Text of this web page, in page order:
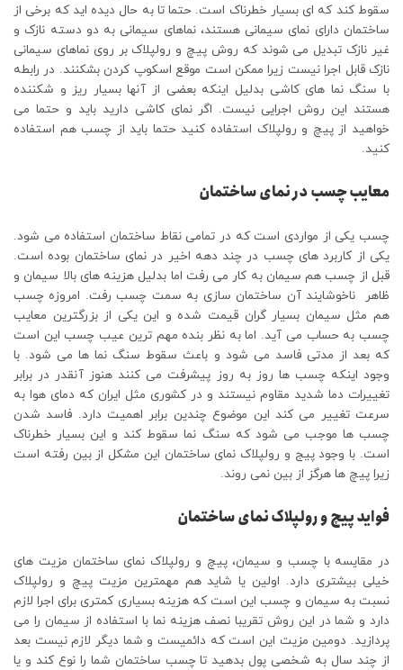
سقوط کند که ای بسیار خطرناک است. حتما تا به حال دیده اید که برخی از
ساختمان دارای نمای سیمانی هستند، نماهای سیمانی به دو دسته نازک و
غیر نازک تبدیل می شوند که روش پیچ و رولپلاک بر روی نماهای سیمانی
نازک قابل اجرا نیست زیرا ممکن است موقع اسکوپ کردن بشکنند. در رابطه
با سنگ نما های کاشی بدلیل اینکه بعضی از آنها بسیار ریز و شکننده
هستند این روش اجرایی نیست. اگر نمای کاشی دارید باید و حتما می
خواهید از پیچ و رولپلاک استفاده کنید حتما باید از چسب هم استفاده
کنید.
معایب چسب در نمای ساختمان
چسب یکی از مواردی است که در تمامی نقاط ساختمان استفاده می شود.
یکی از کاربرد های چسب در چند دهه اخیر در نمای ساختمان بوده است.
قبل از چسب هم سیمان به کار می رفت اما بدلیل هزینه های بالا سیمان و
ظاهر ناخوشایند آن ساختمان سازی به سمت چسب رفت. امروزه چسب
هم مثل سیمان بسیار گران قیمت شده و این یکی از بزرگترین معایب
چسب به حساب می آید. اما به نظر بنده مهم ترین عیب چسب این است
که بعد از مدتی فاسد می شود و باعث سقوط سنگ نما ها می شود. با
وجود اینکه چسب ها روز به روز پیشرفت می کنند هنوز آنقدر در برابر
تغییرات دما شدید مقاوم نیستند و در کشوری مثل ایران که دمای هوا به
سرعت تغییر می کند این موضوع چندین برابر اهمیت دارد. فاسد شدن
چسب ها موجب می شود که سنگ نما سقوط کند و این بسیار خطرناک
است. با وجود پیج و رولپلاک نمای ساختمان این مشکل از بین رفته است
زیرا پیچ ها هرگز از بین نمی روند.
فواید پیچ و رولپلاک نمای ساختمان
در مقایسه با چسب و سیمان، پیچ و رولپلاک نمای ساختمان مزیت های
خیلی بیشتری دارد. اولین یا شاید هم مهمترین مزیت پیچ و رولپلاک
نسبت به سیمان و چسب این است که هزینه بسیاری کمتری برای اجرا لازم
دارد و شما در این روش تقریبا نصف هزینه نما با استفاده از سیمان را می
پردازید. دومین مزیت این است که دائمیست و شما دیگر لازم نیست بعد
از چند سال به شخصی پول بدهید تا چسب ساختمان شما را نوع کند و یا